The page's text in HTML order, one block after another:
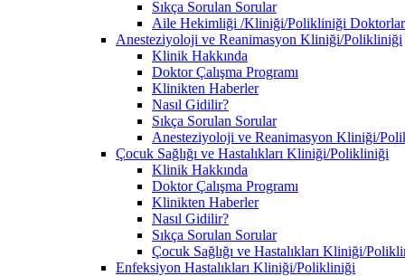
Sıkça Sorulan Sorular
Aile Hekimliği /Kliniği/Polikliniği
Anesteziyoloji ve Reanimasyon Kliniği/Polikliniği
Klinik Hakkında
Doktor Çalışma Programı
Klinikten Haberler
Nasıl Gidilir?
Sıkça Sorulan Sorular
Anesteziyoloji ve Reanimasyon Kliniği/
Çocuk Sağlığı ve Hastalıkları Kliniği/Polikliniği
Klinik Hakkında
Doktor Çalışma Programı
Klinikten Haberler
Nasıl Gidilir?
Sıkça Sorulan Sorular
Çocuk Sağlığı ve Hastalıkları Kliniği/
Enfeksiyon Hastalıkları Kliniği/Polikliniği